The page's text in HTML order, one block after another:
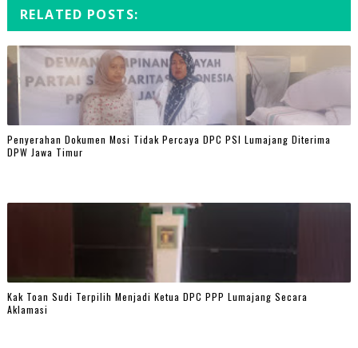
RELATED POSTS:
Penyerahan Dokumen Mosi Tidak Percaya DPC PSI Lumajang Diterima
DPW Jawa Timur
Kak Toan Sudi Terpilih Menjadi Ketua DPC PPP Lumajang Secara
Aklamasi